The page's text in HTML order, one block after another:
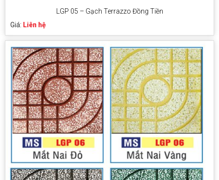
LGP 05 – Gạch Terrazzo Đồng Tiền
Giá: Liên hệ